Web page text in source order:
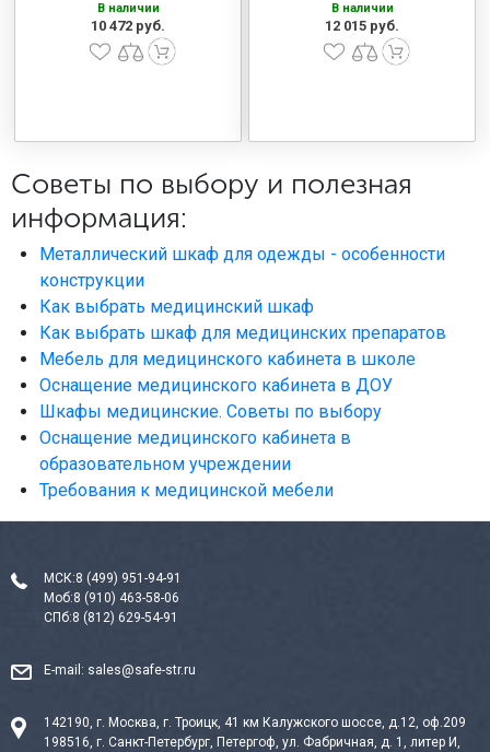
В наличии
10 472 руб.
В наличии
12 015 руб.
Советы по выбору и полезная
информация:
Металлический шкаф для одежды - особенности
конструкции
Как выбрать медицинский шкаф
Как выбрать шкаф для медицинских препаратов
Мебель для медицинского кабинета в школе
Оснащение медицинского кабинета в ДОУ
Шкафы медицинские. Советы по выбору
Оснащение медицинского кабинета в
образовательном учреждении
Требования к медицинской мебели
МСК:8 (499) 951-94-91
Моб:8 (910) 463-58-06
СПб:8 (812) 629-54-91
E-mail: sales@safe-str.ru
142190, г. Москва, г. Троицк, 41 км Калужского шоссе, д.12, оф.209
198516, г. Санкт-Петербург, Петергоф, ул. Фабричная, д. 1, литер И,